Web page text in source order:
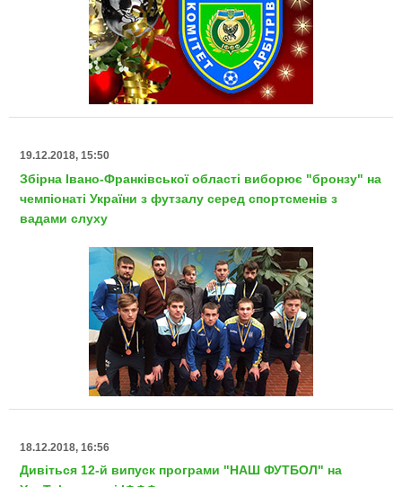
19.12.2018, 15:50
Збірна Івано-Франківської області виборює "бронзу" на
чемпіонаті України з футзалу серед спортсменів з
вадами слуху
18.12.2018, 16:56
Дивіться 12-й випуск програми "НАШ ФУТБОЛ" на